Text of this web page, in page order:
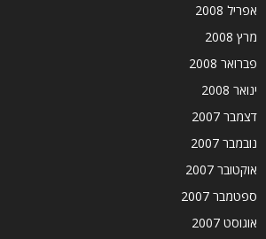
אפריל 2008
מרץ 2008
פברואר 2008
ינואר 2008
דצמבר 2007
נובמבר 2007
אוקטובר 2007
ספטמבר 2007
אוגוסט 2007